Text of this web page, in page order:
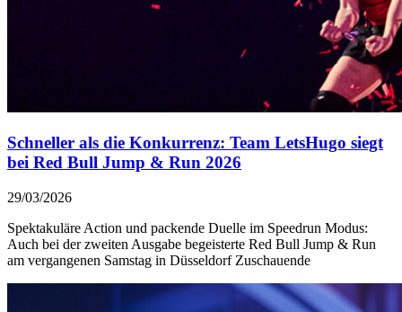
Schneller als die Konkurrenz: Team LetsHugo siegt
bei Red Bull Jump & Run 2026
29/03/2026
Spektakuläre Action und packende Duelle im Speedrun Modus:
Auch bei der zweiten Ausgabe begeisterte Red Bull Jump & Run
am vergangenen Samstag in Düsseldorf Zuschauende